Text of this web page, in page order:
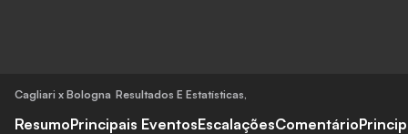
Cagliari x Bologna Resultados E Estatísticas,
ResumoPrincipais EventosEscalaçõesComentário